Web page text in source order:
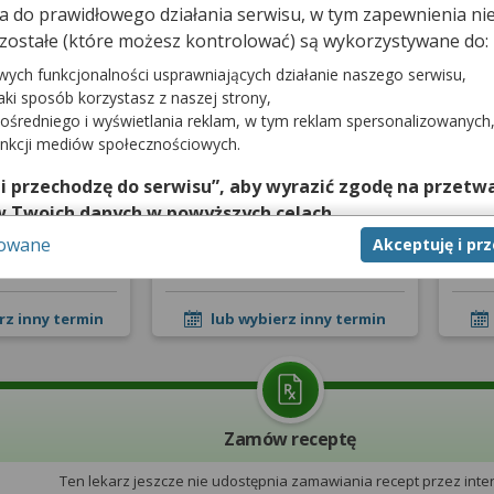
2026
dni
inny termin
Pierwsza wizyta NFZ
10 listopada 2026
za ponad 3 miesiące
15:30
Zarezerwuj
Wymagane skierowanie
lub wybierz inny termin
Zamów receptę
Ten lekarz jeszcze nie udostępnia zamawiania recept przez
do prawidłowego działania serwisu, w tym zapewnienia
(które możesz kontrolować) są wykorzystywane do:
funkcjonalności usprawniających działanie naszego serwisu,
sposób korzystasz z naszej strony,
i wyświetlania reklam, w tym reklam spersonalizowanych,
mediów społecznościowych.
przechodzę do serwisu”, aby wyrazić zgodę na
danych w powyższych celach.
zgody jest dobrowolne, a wyrażoną zgodę możesz w
na przetwarzanie Twoich danych tylko w niektórych
zaawansowanych”.
temat wykorzystywania narzędzi zewnętrznych w naszym
Akceptuję i